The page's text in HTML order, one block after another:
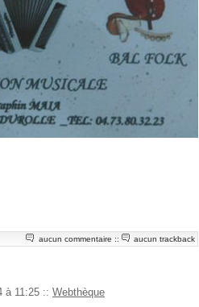
aucun commentaire :: aucun trackback
à 11:25 :: Webthèque